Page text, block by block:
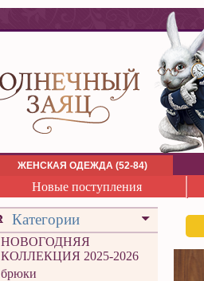
ЖЕНСКАЯ ОДЕЖДА (52-84)
Новые поступления
Категории
НОВОГОДНЯЯ
КОЛЛЕКЦИЯ 2025-2026
брюки